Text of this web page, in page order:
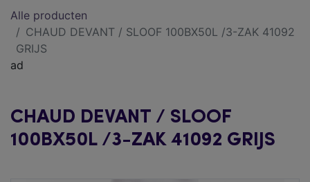
Alle producten
CHAUD DEVANT / SLOOF 100BX50L /3-ZAK 41092
GRIJS
ad
CHAUD DEVANT / SLOOF
100BX50L /3-ZAK 41092 GRIJS